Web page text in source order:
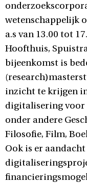
wetenschappelijk
a.s van 13.00 tot
Hoofthuis,
bijeenkomst is
inzicht te krijgen
digitalisering voor
onder andere
Filosofie, Film,
Ook is er